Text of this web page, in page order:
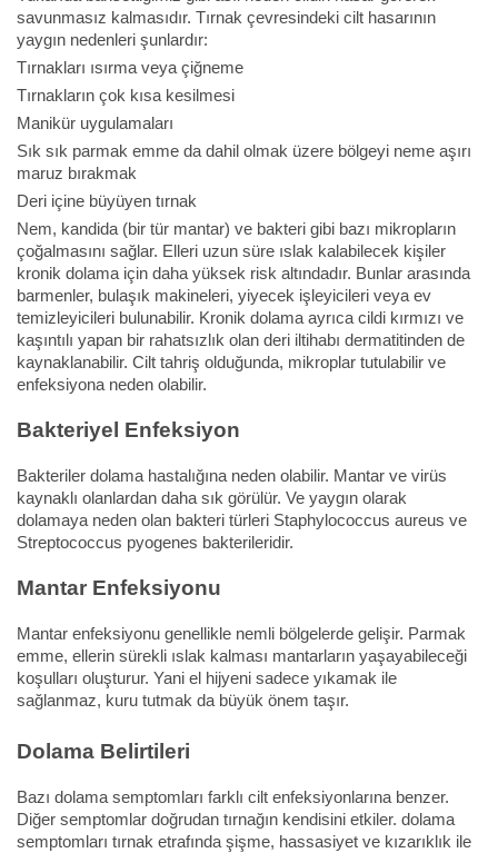
savunmasız kalmasıdır. Tırnak çevresindeki cilt hasarının
yaygın nedenleri şunlardır:
Tırnakları ısırma veya çiğneme
Tırnakların çok kısa kesilmesi
Manikür uygulamaları
Sık sık parmak emme da dahil olmak üzere bölgeyi neme aşırı
maruz bırakmak
Deri içine büyüyen tırnak
Nem, kandida (bir tür mantar) ve bakteri gibi bazı mikropların
çoğalmasını sağlar. Elleri uzun süre ıslak kalabilecek kişiler
kronik dolama için daha yüksek risk altındadır. Bunlar arasında
barmenler, bulaşık makineleri, yiyecek işleyicileri veya ev
temizleyicileri bulunabilir. Kronik dolama ayrıca cildi kırmızı ve
kaşıntılı yapan bir rahatsızlık olan deri iltihabı dermatitinden de
kaynaklanabilir. Cilt tahriş olduğunda, mikroplar tutulabilir ve
enfeksiyona neden olabilir.
Bakteriyel Enfeksiyon
Bakteriler dolama hastalığına neden olabilir. Mantar ve virüs
kaynaklı olanlardan daha sık görülür. Ve yaygın olarak
dolamaya neden olan bakteri türleri Staphylococcus aureus ve
Streptococcus pyogenes bakterileridir.
Mantar Enfeksiyonu
Mantar enfeksiyonu genellikle nemli bölgelerde gelişir. Parmak
emme, ellerin sürekli ıslak kalması mantarların yaşayabileceği
koşulları oluşturur. Yani el hijyeni sadece yıkamak ile
sağlanmaz, kuru tutmak da büyük önem taşır.
Dolama Belirtileri
Bazı dolama semptomları farklı cilt enfeksiyonlarına benzer.
Diğer semptomlar doğrudan tırnağın kendisini etkiler. dolama
semptomları tırnak etrafında şişme, hassasiyet ve kızarıklık ile